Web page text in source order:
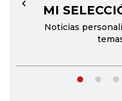
MI
Noticias
←